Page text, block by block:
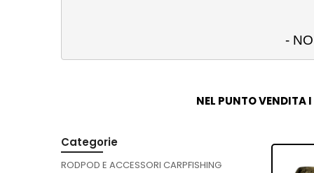
-
NEL PUNTO VENDITA I
Categorie
RODPOD E ACCESSORI CARPFISHING